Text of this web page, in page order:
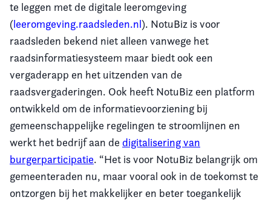
te leggen met de digitale leeromgeving
(leeromgeving.raadsleden.nl). NotuBiz is voor
raadsleden bekend niet alleen vanwege het
raadsinformatiesysteem maar biedt ook een
vergaderapp en het uitzenden van de
raadsvergaderingen. Ook heeft NotuBiz een platform
ontwikkeld om de informatievoorziening bij
gemeenschappelijke regelingen te stroomlijnen en
werkt het bedrijf aan de digitalisering van
burgerparticipatie. “Het is voor NotuBiz belangrijk om
gemeenteraden nu, maar vooral ook in de toekomst te
ontzorgen bij het makkelijker en beter toegankelijk